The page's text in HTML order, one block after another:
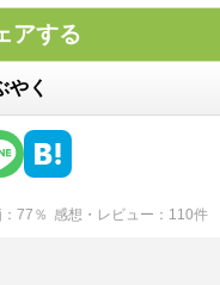
アする
やく
77 ％ 感想・レビュー 110件